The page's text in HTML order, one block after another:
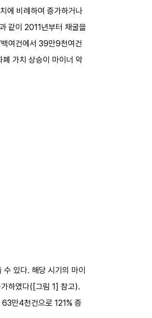
에 비례하여 증가하거나
같이 2011년부터 채굴을
여건에서 39만9천여건
가치 상승이 마이너 악
있다. 해당 시기의 마이
하였다([그림 1] 참고).
만4천건으로 121% 증